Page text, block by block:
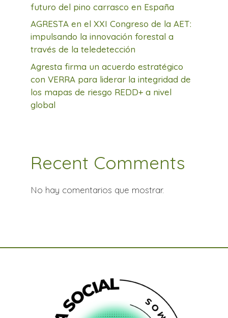
futuro del pino carrasco en España
AGRESTA en el XXI Congreso de la AET:
impulsando la innovación forestal a
través de la teledetección
Agresta firma un acuerdo estratégico
con VERRA para liderar la integridad de
los mapas de riesgo REDD+ a nivel
global
Recent Comments
No hay comentarios que mostrar.